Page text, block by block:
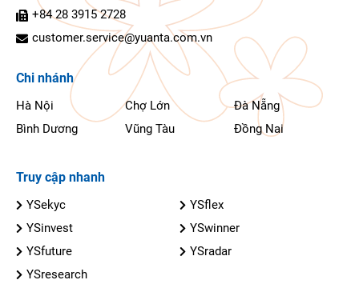
+84 28 3915 2728
customer.service@yuanta.com.vn
Chi nhánh
Hà Nội Chợ Lớn
Đà Nẵng
Bình Dương
Vũng Tàu Đồng Nai
Truy cập nhanh
YSekyc
YSflex
YSinvest
YSwinner
YSfuture
YSradar
YSresearch